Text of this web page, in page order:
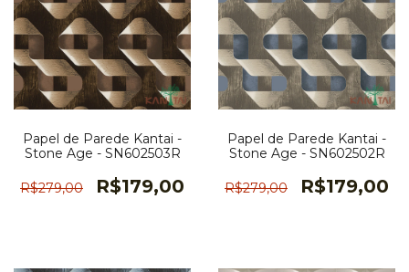
Papel de Parede Kantai -
Stone Age - SN602503R
R$279,00 R$179,00
Papel de Parede Kantai -
Stone Age - SN602502R
R$279,00 R$179,00